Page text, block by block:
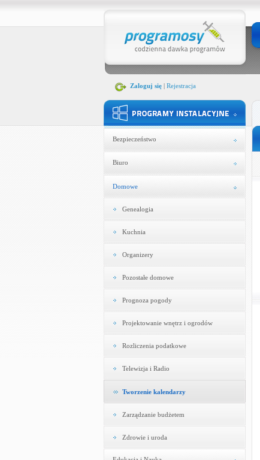
Zaloguj się| Rejestracja
Bezpieczeństwo
Biuro
Domowe
Genealogia
Kuchnia
Organizery
Pozostałe domowe
Prognoza pogody
Projektowanie wnętrz i ogrodów
Rozliczenia podatkowe
Telewizja i Radio
Tworzenie kalendarzy
Zarządzanie budżetem
Zdrowie i uroda